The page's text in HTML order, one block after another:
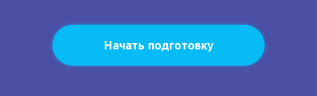
Начать подготовку